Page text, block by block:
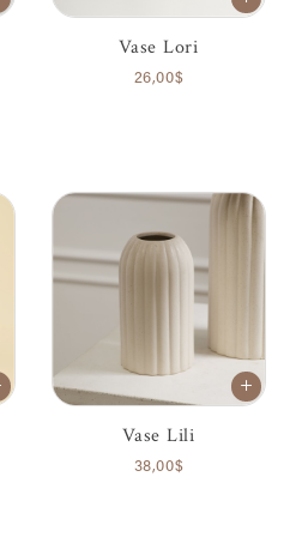
Vase Lori
26,00$
Vase Lili
38,00$